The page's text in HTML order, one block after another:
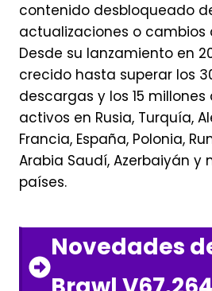
contenido desbloqueado
actualizaciones o cambios
Desde su lanzamiento en
crecido hasta superar los
descargas y los 15
activos en Rusia, Turquía,
Francia, España, Polonia,
Arabia Saudí, Azerbaiyán y
países.
Novedades